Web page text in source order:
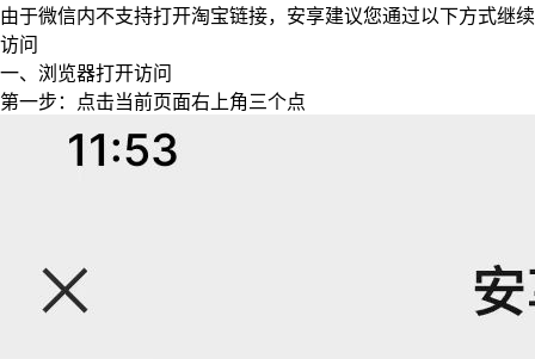
由于微信内不支持打开淘宝链接，安享建议您通过以下方式继续
访问
一、浏览器打开访问
第一步：点击当前页面右上角三个点